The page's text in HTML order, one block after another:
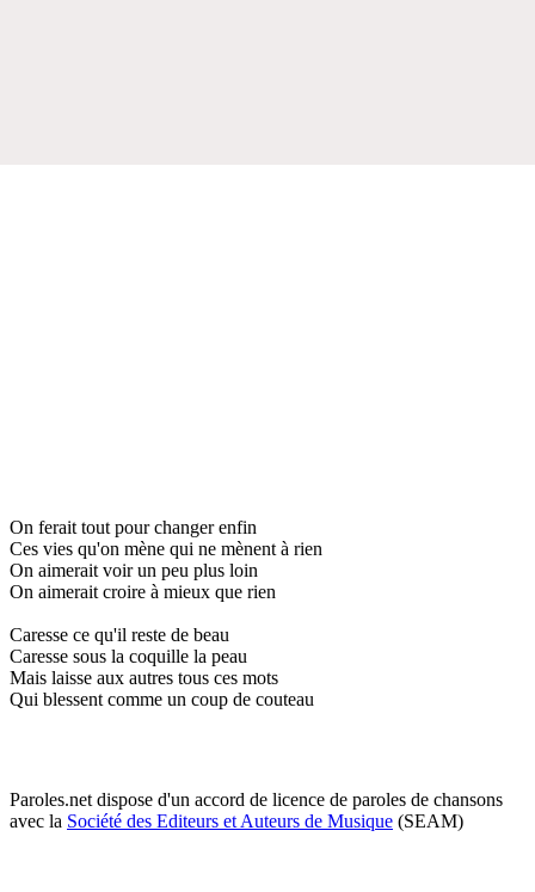
On ferait tout pour changer enfin
Ces vies qu'on mène qui ne mènent à rien
On aimerait voir un peu plus loin
On aimerait croire à mieux que rien
Caresse ce qu'il reste de beau
Caresse sous la coquille la peau
Mais laisse aux autres tous ces mots
Qui blessent comme un coup de couteau
Paroles.net dispose d'un accord de licence de paroles de chansons
avec la Société des Editeurs et Auteurs de Musique (SEAM)